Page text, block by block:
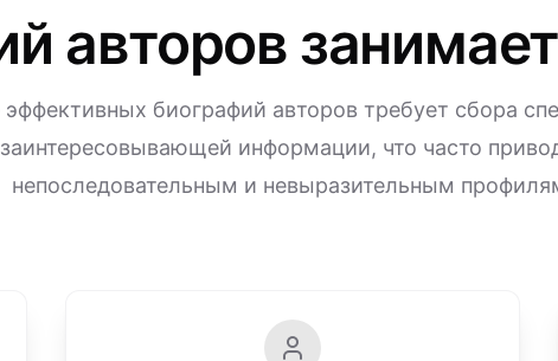
авторов
эффективных биографий авторов требует сбора
информации, что часто
непоследовательным и невыразительным